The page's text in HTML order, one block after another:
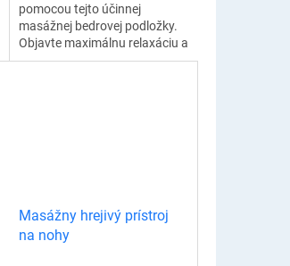
pomocou tejto účinnej
masážnej bedrovej podložky.
Objavte maximálnu relaxáciu a
uvoľnenie, ktoré si váš chrbát
Masážny hrejivý prístroj
na nohy